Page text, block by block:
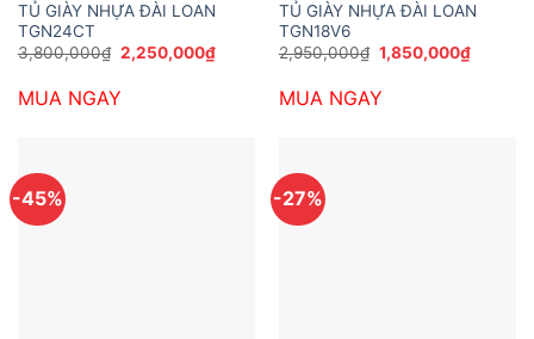
TỦ GIÀY NHỰA ĐÀI LOAN
TGN24CT
3,800,000₫ Giá
gốc
3,800,000₫.
2,250,000₫Giá
hiện
MUA NGAY
TỦ GIÀY NHỰA ĐÀI LOAN
TGN18V6
2,950,000₫ Giá
gốc
2,950,000₫.
1,850,000₫Giá
hiện
MUA NGAY
-45% -27%